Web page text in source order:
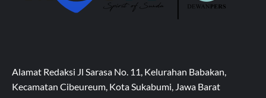
Alamat Redaksi Jl Sarasa No. 11, Kelurahan Babakan,
Kecamatan Cibeureum, Kota Sukabumi, Jawa Barat